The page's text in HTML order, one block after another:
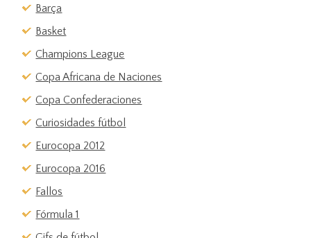
Barça
Basket
Champions League
Copa Africana de Naciones
Copa Confederaciones
Curiosidades fútbol
Eurocopa 2012
Eurocopa 2016
Fallos
Fórmula 1